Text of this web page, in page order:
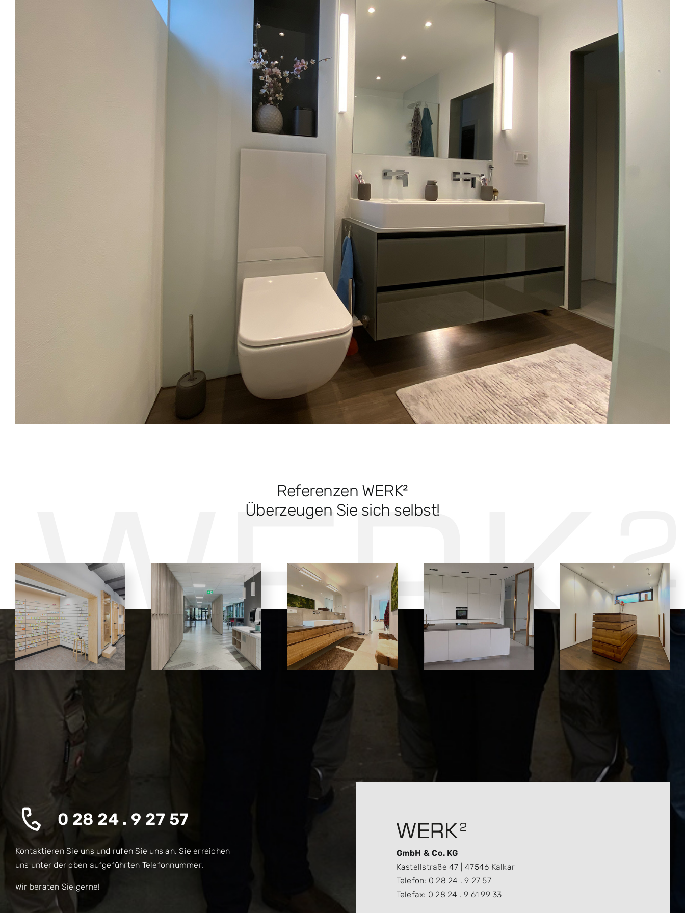
Referenzen WERK²
Überzeugen Sie sich selbst!
0 28 24 . 9 27 57
Kontaktieren Sie uns und rufen Sie uns an. Sie erreichen
uns unter der oben aufgeführten Telefonnummer.
Wir beraten Sie gerne!
GmbH & Co. KG
Kastellstraße 47 | 47546 Kalkar
Telefon: 0 28 24 . 9 27 57
Telefax: 0 28 24 . 9 61 99 33